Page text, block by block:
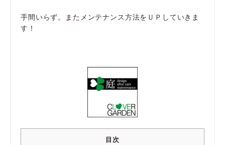
手間いらず。またメンテナンス方法をＵＰしていきま
す！
目次